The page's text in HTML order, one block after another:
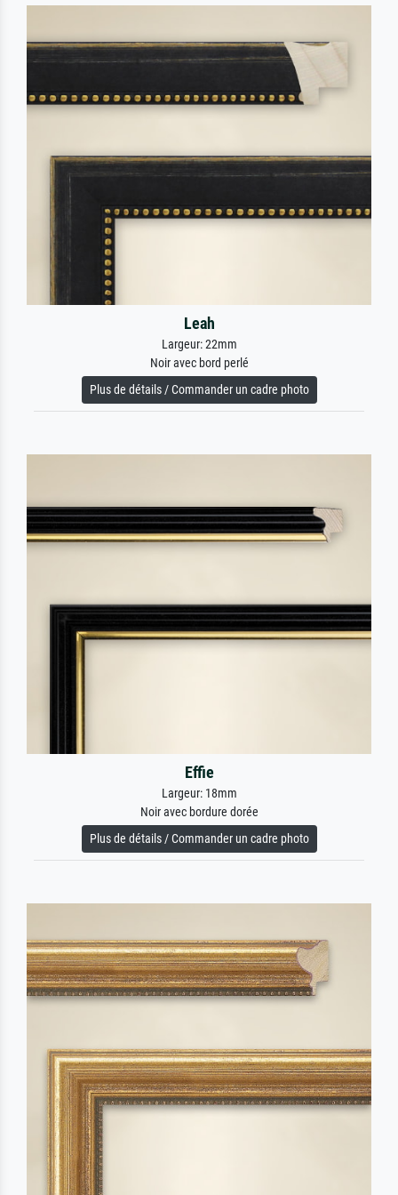
Leah
Largeur: 22mm
Noir avec bord perlé
Plus de détails / Commander un cadre photo
Effie
Largeur: 18mm
Noir avec bordure dorée
Plus de détails / Commander un cadre photo